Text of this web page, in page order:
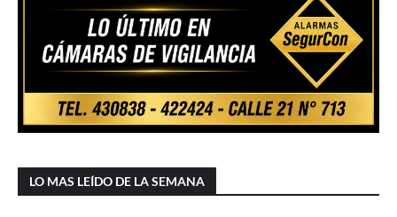
LO MAS LEÍDO DE LA SEMANA